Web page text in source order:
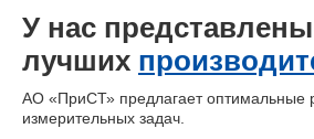
У нас
лучших
АО «ПриСТ» предлагает оптимальные
измерительных задач.